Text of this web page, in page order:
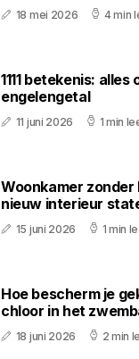
18 mei 2026 4 min
1111 betekenis:
engelengetal
11 juni 2026 1 min
Woonkamer
nieuw interieur
15 juni 2026 1 min
Hoe bescherm je
chloor in het
18 juni 2026 2 min